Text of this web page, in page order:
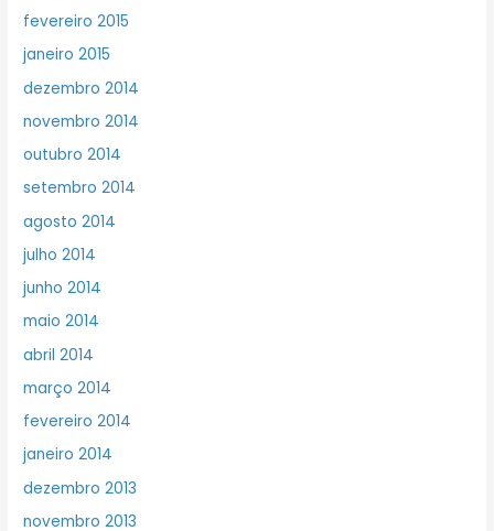
fevereiro 2015
janeiro 2015
dezembro 2014
novembro 2014
outubro 2014
setembro 2014
agosto 2014
julho 2014
junho 2014
maio 2014
abril 2014
março 2014
fevereiro 2014
janeiro 2014
dezembro 2013
novembro 2013